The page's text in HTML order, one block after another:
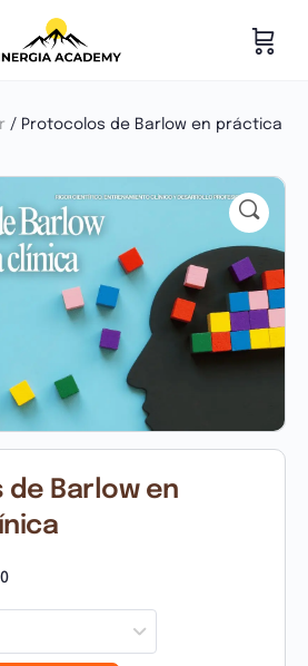
/ Protocolos de Barlow en práctica
Barlow en